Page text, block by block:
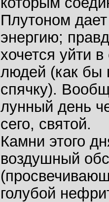
Плутоном
энергию;
хочется уйти
людей (как бы
спячку).
лунный день
сего, святой.
Камни этого
воздушный
голубой